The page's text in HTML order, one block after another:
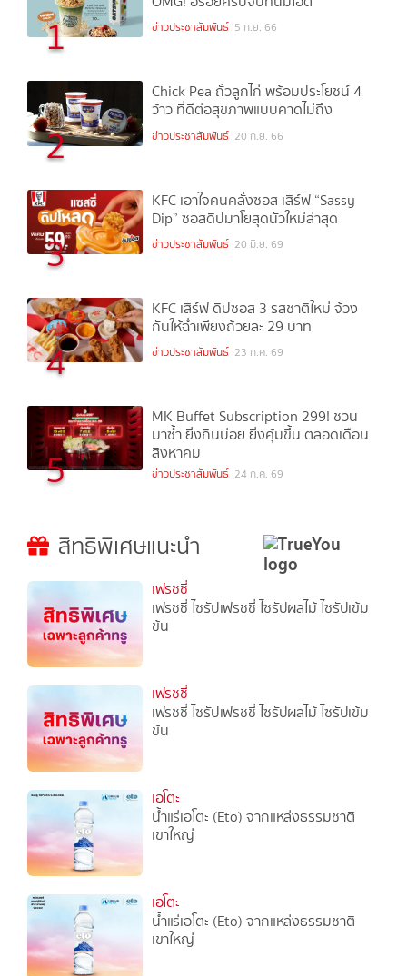
1 ข่าวประชาสัมพันธ์ 5 ก.ย. 66
2
Chick Pea ถั่วลูกไก่ พร้อมประโยชน์ 4
ว้าว ที่ดีต่อสุขภาพแบบคาดไม่ถึง
ข่าวประชาสัมพันธ์ 20 ก.ย. 66
3
KFC เอาใจคนคลั่งซอส เสิร์ฟ “Sassy
Dip” ซอสดิปมาโยสุดนัวใหม่ล่าสุด
ข่าวประชาสัมพันธ์ 20 มิ.ย. 69
4
KFC เสิร์ฟ ดิปซอส 3 รสชาติใหม่ จ้วง
กันให้ฉ่ำเพียงถ้วยละ 29 บาท
ข่าวประชาสัมพันธ์ 23 ก.ค. 69
5
MK Buffet Subscription 299! ชวน
มาซ้ำ ยิ่งกินบ่อย ยิ่งคุ้มขึ้น ตลอดเดือน
สิงหาคม
ข่าวประชาสัมพันธ์ 24 ก.ค. 69
สิทธิพิเศษแนะนำ
เฟรชชี่
เฟรชชี่ ไซรัปเฟรชชี่ ไซรัปผลไม้ ไซรัปเข้ม
ข้น
เฟรชชี่
เฟรชชี่ ไซรัปเฟรชชี่ ไซรัปผลไม้ ไซรัปเข้ม
ข้น
เอโตะ
น้ำแร่เอโตะ (Eto) จากแหล่งธรรมชาติ
เขาใหญ่
เอโตะ
น้ำแร่เอโตะ (Eto) จากแหล่งธรรมชาติ
เขาใหญ่